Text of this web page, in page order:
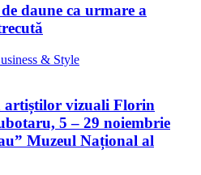
daune ca urmare a
& Style
artiștilor vizuali Florin
5 – 29 noiembrie
Muzeul Național al